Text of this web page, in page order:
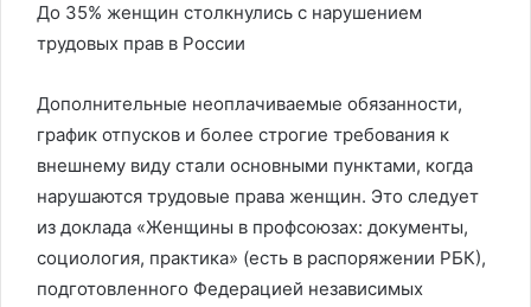
До 35% женщин столкнулись с нарушением
трудовых прав в России
Дополнительные неоплачиваемые обязанности,
график отпусков и более строгие требования к
внешнему виду стали основными пунктами, когда
нарушаются трудовые права женщин. Это следует
из доклада «Женщины в профсоюзах: документы,
социология, практика» (есть в распоряжении РБК),
подготовленного Федерацией независимых